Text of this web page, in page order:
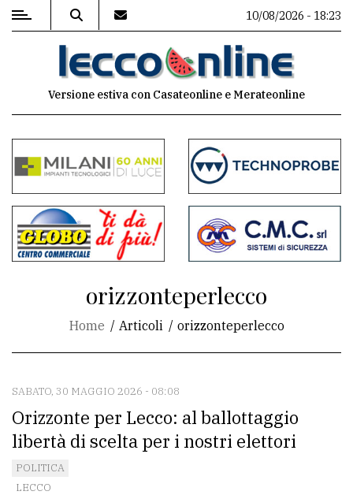
MENU
commenti
Contenuti
del
sito
CONTATTI
La
redazione
Scrivici
Per
10/08/2026 - 18:23
Versione estiva con Casateonline e Merateonline
orizzonteperlecco
Home Articoli orizzonteperlecco
SABATO, 30 MAGGIO 2026 - 08:08
Orizzonte per Lecco: al ballottaggio
libertà di scelta per i nostri elettori
POLITICA
LECCO